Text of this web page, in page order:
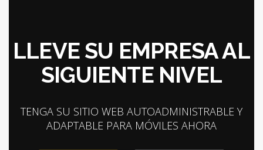
LLEVE SU EMPRESA AL
SIGUIENTE NIVEL
TENGA SU SITIO WEB AUTOADMINISTRABLE Y
ADAPTABLE PARA MÓVILES AHORA